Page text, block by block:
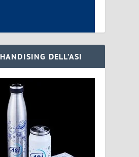
DELL’ASI